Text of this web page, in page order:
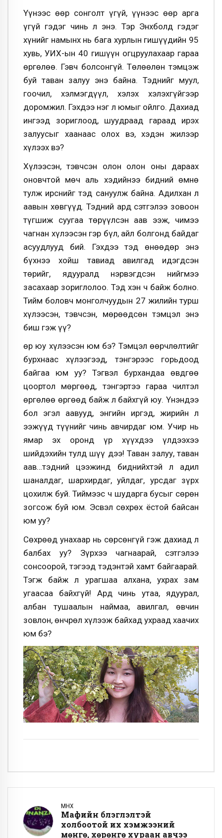
Үүнээс өөр сонголт үгүй, үүнээс өөр арга
үгүй гэдэг чинь л энэ. Тэр Энхболд гэдэг
хүнийг намынх нь бага хурлын гишүүдийн 95
хувь, УИХ-ын 40 гишүүн огцруулахаар гараа
өргөлөө. Гэвч болсонгүй. Төлөөлөн тэмцэж
буй таван залуу энэ байна. Тэднийг муул,
гоочил, хэлмэгдүүл, хэлэх хэлэхгүйгээр
доромжил. Гэхдээ нэг л юмыг ойлго. Дахиад
ингээд зориглоод, шуудраад гараад ирэх
залуусыг хаанаас олох вэ, хэдэн жилээр
хүлээх вэ?
Хүлээсэн, тэвчсэн олон олон оны дараах
оновчтой мөч аль хэдийнээ бидний өмнө
тулж ирснийг тэд сануулж байна. Адилхан л
аавын хөвгүүд. Тэдний ард сэтгэлээ зовоон
түгшиж суугаа төрүүлсэн аав ээж, чимээ
чагнан хүлээсэн гэр бүл, айл болгонд байдаг
асуудлууд бий. Гэхдээ тэд өнөөдөр энэ
бүхнээ хойш тавиад авилгад идэгдсэн
төрийг, ядууралд нэрвэгдсэн нийгмээ
засахаар зориглолоо. Тэд хэн ч байж болно.
Тийм боловч монголчуудын 27 жилийн турш
хүлээсэн, тэвчсэн, мөрөөдсөн тэмцэл энэ
биш гэж үү?
Өөр юу хүлээсэн юм бэ? Тэмцэл өөрчлөлтийг
бурхнаас хүлээгээд, тэнгэрээс горьдоод
байгаа юм уу? Тэгвэл бурхандаа өвдгөө
цоортол мөргөөд, тэнгэртээ гараа чилтэл
өргөлөө өргөөд байж л байхгүй юу. Үнэндээ
бол эгэл аавууд, энгийн иргэд, жирийн л
ээжүүд түүнийг чинь авчирдаг юм. Учир нь
ямар эх оронд үр хүүхдээ үлдээхээ
шийдэхийн тулд шүү дээ! Таван залуу, таван
аав…тэдний цээжинд биднийхтэй л адил
шаналдаг, шархирдаг, уйлдаг, урсдаг зүрх
цохилж буй. Тиймээс ч шударга бусыг сөрөн
зогсож буй юм. Эсвэл сөхрөх ёстой байсан
юм уу?
Сөхрөөд унахаар нь сөрсөнгүй гэж дахиад л
балбах уу? Зүрхээ чагнаарай, сэтгэлээ
сонсоорой, тэгээд тэдэнтэй хамт байгаарай.
Тэгж байж л урагшаа алхана, ухрах зам
угаасаа байхгүй! Ард чинь утаа, ядуурал,
албан тушаалын наймаа, авилгал, өвчин
зовлон, өнчрөл хүлээж байхад ухраад хаачих
юм бэ?
ӨМНӨХ
Мафийн бүлэглэлтэй
холбоотой их хэмжээний
мөнгө, хөрөнгө хураан авчээ